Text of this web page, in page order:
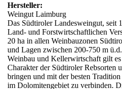
Hersteller:
Weingut Laimburg
Das Südtiroler Landesweingut, seit
Land- und Forstwirtschaftlichen
20 ha in allen Weinbauzonen
und Lagen zwischen 200-750 m
Weinbau und Kellerwirtschaft gilt
Charakter der Südtiroler Rebsorten
bringen und mit der besten
im Dolomitengebiet zu verbinden.